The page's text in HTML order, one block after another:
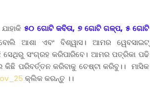
୫୦ ଗୋଟି କବିତା, ୭ ଗୋଟି ଗଳ୍ପ, ୫ ଗୋଟି
ଆଶା ଏବଂ ବିଶ୍ୱାସ। ଆମର ୱେବସାଇଟ୍
ସଂଗ୍ରହ କରିପାରିବେ। ଆମର ପତ୍ରିକା ପଢି
ପରିବର୍ତ୍ତନ କରିବାକୁ ଚେଷ୍ଟା କରିବୁ।। ମାସିକ
କ୍ଲିକ କରନ୍ତୁ ।।